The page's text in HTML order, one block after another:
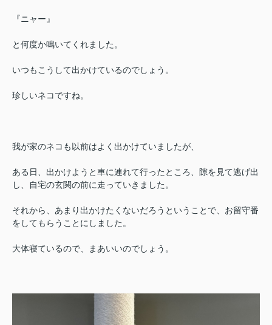
『ニャー』
と何度か鳴いてくれました。
いつもこうして出かけているのでしょう。
珍しいネコですね。
我が家のネコも以前はよく出かけていましたが、
ある日、出かけようと車に連れて行ったところ、隙を見て逃げ出
し、自宅の玄関の前に走っていきました。
それから、あまり出かけたくないだろうということで、お留守番
をしてもらうことにしました。
大体寝ているので、まあいいのでしょう。